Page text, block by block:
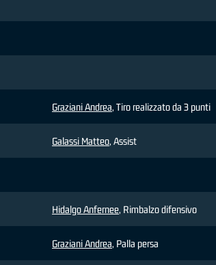
Graziani Andrea, Tiro realizzato da 3 punti
Galassi Matteo, Assist
Hidalgo Anfernee, Rimbalzo difensivo
Graziani Andrea, Palla persa